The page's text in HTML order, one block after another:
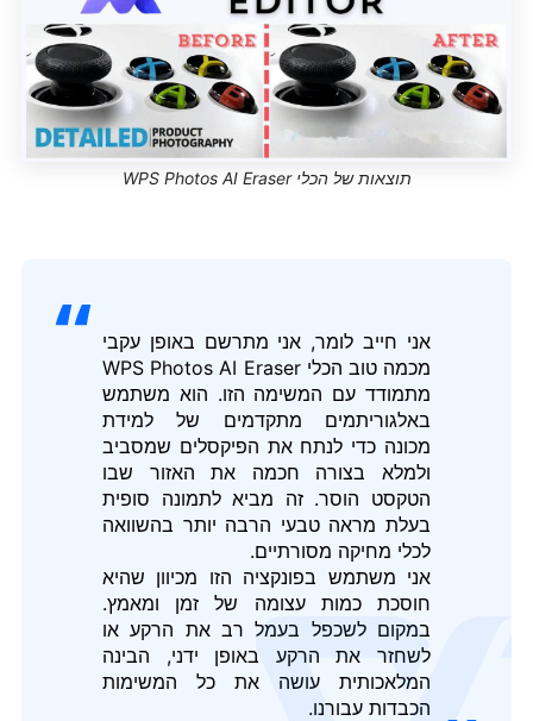
תוצאות של הכלי WPS Photos AI Eraser
אני חייב לומר, אני מתרשם באופן עקבי
מכמה טוב הכלי WPS Photos AI Eraser
מתמודד עם המשימה הזו. הוא משתמש
באלגוריתמים מתקדמים של למידת
מכונה כדי לנתח את הפיקסלים שמסביב
ולמלא בצורה חכמה את האזור שבו
הטקסט הוסר. זה מביא לתמונה סופית
בעלת מראה טבעי הרבה יותר בהשוואה
לכלי מחיקה מסורתיים.
אני משתמש בפונקציה הזו מכיוון שהיא
חוסכת כמות עצומה של זמן ומאמץ.
במקום לשכפל בעמל רב את הרקע או
לשחזר את הרקע באופן ידני, הבינה
המלאכותית עושה את כל המשימות
הכבדות עבורנו.